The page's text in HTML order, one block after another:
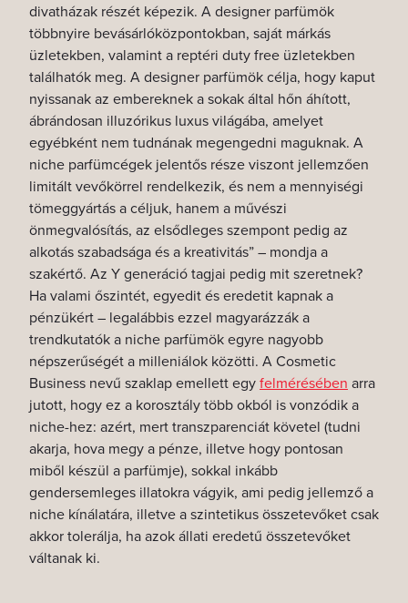
divatházak részét képezik. A designer parfümök
többnyire bevásárlóközpontokban, saját márkás
üzletekben, valamint a reptéri duty free üzletekben
találhatók meg. A designer parfümök célja, hogy kaput
nyissanak az embereknek a sokak által hőn áhított,
ábrándosan illuzórikus luxus világába, amelyet
egyébként nem tudnának megengedni maguknak. A
niche parfümcégek jelentős része viszont jellemzően
limitált vevőkörrel rendelkezik, és nem a mennyiségi
tömeggyártás a céljuk, hanem a művészi
önmegvalósítás, az elsődleges szempont pedig az
alkotás szabadsága és a kreativitás” – mondja a
szakértő. Az Y generáció tagjai pedig mit szeretnek?
Ha valami őszintét, egyedit és eredetit kapnak a
pénzükért – legalábbis ezzel magyarázzák a
trendkutatók a niche parfümök egyre nagyobb
népszerűségét a milleniálok közötti. A Cosmetic
Business nevű szaklap emellett egy felmérésében arra
jutott, hogy ez a korosztály több okból is vonzódik a
niche-hez: azért, mert transzparenciát követel (tudni
akarja, hova megy a pénze, illetve hogy pontosan
miből készül a parfümje), sokkal inkább
gendersemleges illatokra vágyik, ami pedig jellemző a
niche kínálatára, illetve a szintetikus összetevőket csak
akkor tolerálja, ha azok állati eredetű összetevőket
váltanak ki.